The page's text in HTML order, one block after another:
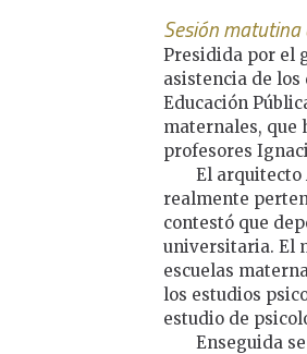
Sesión
Presidida por el
asistencia de los
Educación
maternales, que
profesores
El arquitecto
realmente
contestó que
universitaria. El
escuelas
los estudios
estudio de
Enseguida